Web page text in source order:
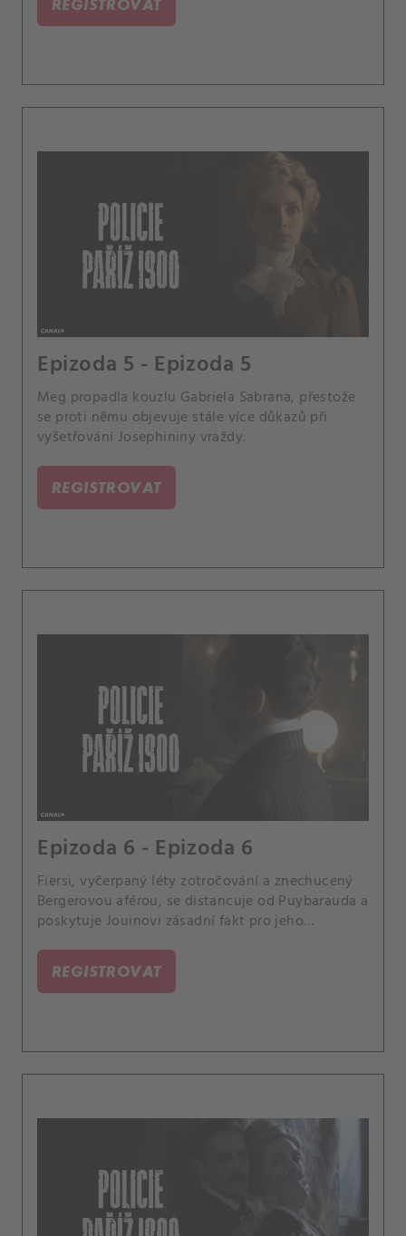
Epizoda 5 - Epizoda 5
Meg propadla kouzlu Gabriela Sabrana, přestože
se proti němu objevuje stále více důkazů při
vyšetřování Josephininy vraždy.
REGISTROVAT
Epizoda 6 - Epizoda 6
Fiersi, vyčerpaný léty zotročování a znechucený
Bergerovou aférou, se distancuje od Puybarauda a
poskytuje Jouinovi zásadní fakt pro jeho
REGISTROVAT